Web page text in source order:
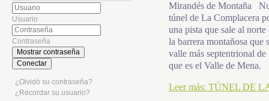
Mirandés de Montaña
túnel de La Complacera
una pista que sale al
la barrera montañosa que
valle más septentrional
que es el Valle de Mena.
Leer más: TÚNEL DE
Usuario
Contraseña
Mostrar contraseña
Conectar
¿Olvidó su contraseña?
¿Recordar su usuario?